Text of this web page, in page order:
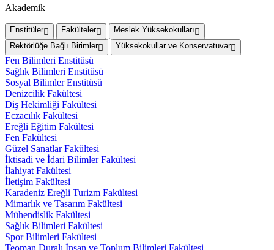
Akademik
Enstitüler Fakülteler
Meslek Yüksekokulları
Rektörlüğe Bağlı Birimler
Yüksekokullar ve Konservatuvar
Fen Bilimleri Enstitüsü
Sağlık Bilimleri Enstitüsü
Sosyal Bilimler Enstitüsü
Denizcilik Fakültesi
Diş Hekimliği Fakültesi
Eczacılık Fakültesi
Ereğli Eğitim Fakültesi
Fen Fakültesi
Güzel Sanatlar Fakültesi
İktisadi ve İdari Bilimler Fakültesi
İlahiyat Fakültesi
İletişim Fakültesi
Karadeniz Ereğli Turizm Fakültesi
Mimarlık ve Tasarım Fakültesi
Mühendislik Fakültesi
Sağlık Bilimleri Fakültesi
Spor Bilimleri Fakültesi